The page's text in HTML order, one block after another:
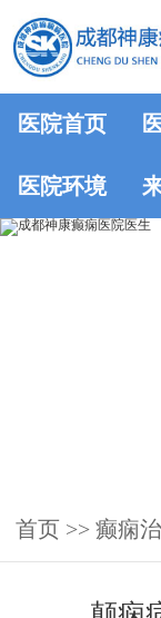
医院首页
医院环境
首页 >> 癫痫